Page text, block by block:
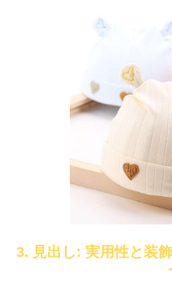
3. 見出し: 実用性と装